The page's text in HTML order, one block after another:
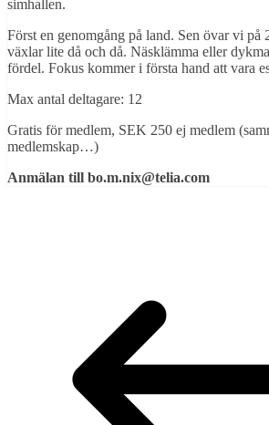
simhallen.
Först en genomgång på land. Sen övar vi på
växlar lite då och då. Näsklämma eller
fördel. Fokus kommer i första hand att vara
Max antal deltagare: 12
Gratis för medlem, SEK 250 ej medlem
medlemskap…)
Anmälan till bo.m.nix@telia.com